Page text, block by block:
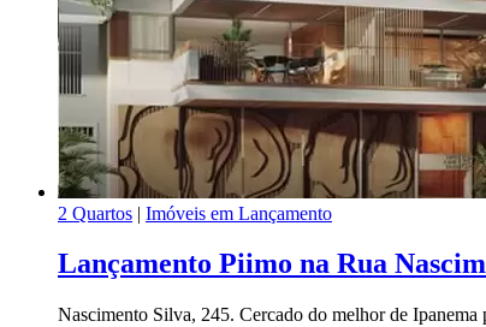
2 Quartos | Imóveis em Lançamento
Lançamento Piimo na Rua
Nascimento Silva, 245. Cercado do melhor de